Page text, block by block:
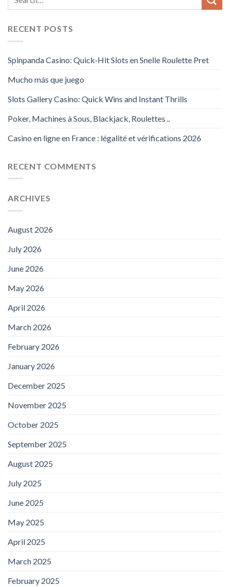
RECENT POSTS
Spinpanda Casino: Quick‑Hit Slots en Snelle Roulette Pret
Mucho más que juego
Slots Gallery Casino: Quick Wins and Instant Thrills
Poker, Machines à Sous, Blackjack, Roulettes ..
Casino en ligne en France : légalité et vérifications 2026
RECENT COMMENTS
ARCHIVES
August 2026
July 2026
June 2026
May 2026
April 2026
March 2026
February 2026
January 2026
December 2025
November 2025
October 2025
September 2025
August 2025
July 2025
June 2025
May 2025
April 2025
March 2025
February 2025